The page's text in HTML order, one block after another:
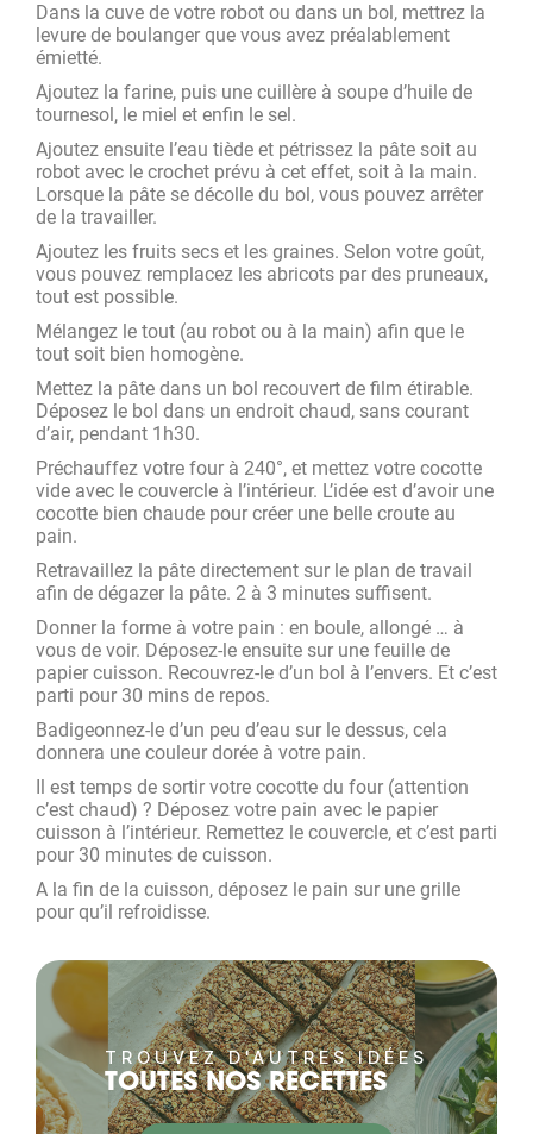
Dans la cuve de votre robot ou dans un bol, mettrez la
levure de boulanger que vous avez préalablement
émietté.
Ajoutez la farine, puis une cuillère à soupe d’huile de
tournesol, le miel et enfin le sel.
Ajoutez ensuite l’eau tiède et pétrissez la pâte soit au
robot avec le crochet prévu à cet effet, soit à la main.
Lorsque la pâte se décolle du bol, vous pouvez arrêter
de la travailler.
Ajoutez les fruits secs et les graines. Selon votre goût,
vous pouvez remplacez les abricots par des pruneaux,
tout est possible.
Mélangez le tout (au robot ou à la main) afin que le
tout soit bien homogène.
Mettez la pâte dans un bol recouvert de film étirable.
Déposez le bol dans un endroit chaud, sans courant
d’air, pendant 1h30.
Préchauffez votre four à 240°, et mettez votre cocotte
vide avec le couvercle à l’intérieur. L’idée est d’avoir une
cocotte bien chaude pour créer une belle croute au
pain.
Retravaillez la pâte directement sur le plan de travail
afin de dégazer la pâte. 2 à 3 minutes suffisent.
Donner la forme à votre pain : en boule, allongé … à
vous de voir. Déposez-le ensuite sur une feuille de
papier cuisson. Recouvrez-le d’un bol à l’envers. Et c’est
parti pour 30 mins de repos.
Badigeonnez-le d’un peu d’eau sur le dessus, cela
donnera une couleur dorée à votre pain.
Il est temps de sortir votre cocotte du four (attention
c’est chaud) ? Déposez votre pain avec le papier
cuisson à l’intérieur. Remettez le couvercle, et c’est parti
pour 30 minutes de cuisson.
A la fin de la cuisson, déposez le pain sur une grille
pour qu’il refroidisse.
TROUVEZ D'AUTRES IDÉES
TOUTES NOS RECETTES